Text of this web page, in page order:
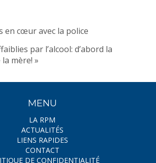
en cœur avec la police
par l’alcool: d’abord la
mère! »
MENU
LA RPM
ACTUALITÉS
LIENS RAPIDES
CONTACT
DE CONFIDENTIALITÉ